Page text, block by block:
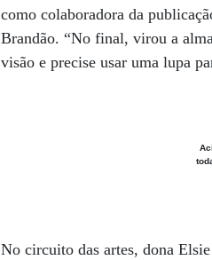
como colaboradora da
Brandão. “No final, virou a
visão e precise usar uma lupa
No circuito das artes, dona